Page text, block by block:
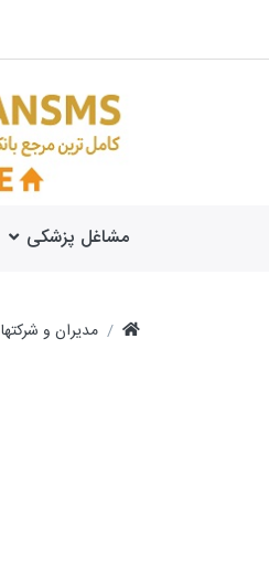
مشاغل پزشکی
مدیران و شرکتها